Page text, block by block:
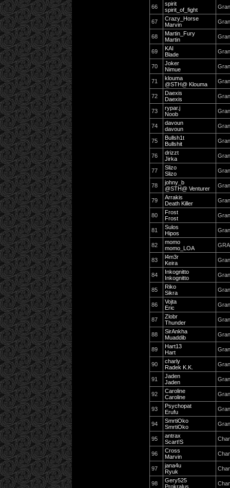
66
spirit
spirit_of_fight
67
Crazy_Horse
Marvin
68
Martin_Fury
Martin
69
KAI
Blade
70
Joker
Nimue
71
klouma
@STH@ Klouma
72
Daexis
Daexis
73
rypar.j
Noob
74
davoun
davoun
75
Bullsh1t
Bullshit
76
drizzt
Jirka
77
Slizo
Slizo
78
johny_b
@STH@ Venturer
79
Arrakis
Death Killer
80
Frost
Frost
81
Sulos
Hipos
82
momo
momo_LOA
83
l4m3r
Keira
84
Inkognitto
Inkognitto
85
Riko
Sikra
86
Vojta
Eric
87
Zlobr
Thunder
88
SirAnkha
Muaddib
89
Hart13
Hart
90
charly
Radek K.K.
91
Jaden
Jaden
92
Caroline
Caroline
93
Psychopat
Erufu
94
SmrtiOko
SmrtiOko
95
antrax
Scart!S
96
Cross
Marvin
97
jana4u
Ryuk
98
Gery525
Prokralus